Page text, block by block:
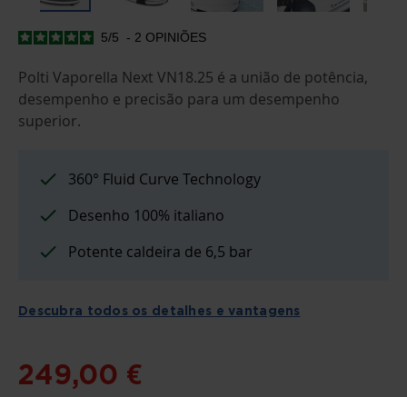
SALTAR
O
INÍCIO
DA
GALERIA
DE
5/5 - 2 OPINIÕES
Polti Vaporella Next VN18.25 é a união de potência,
desempenho e precisão para um desempenho
superior.
360° Fluid Curve Technology
Desenho 100% italiano
Potente caldeira de 6,5 bar
Descubra todos os detalhes e vantagens
249,00 €